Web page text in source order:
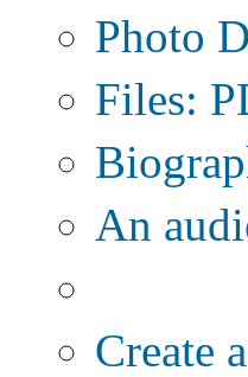
Photo
Files:
An
Create